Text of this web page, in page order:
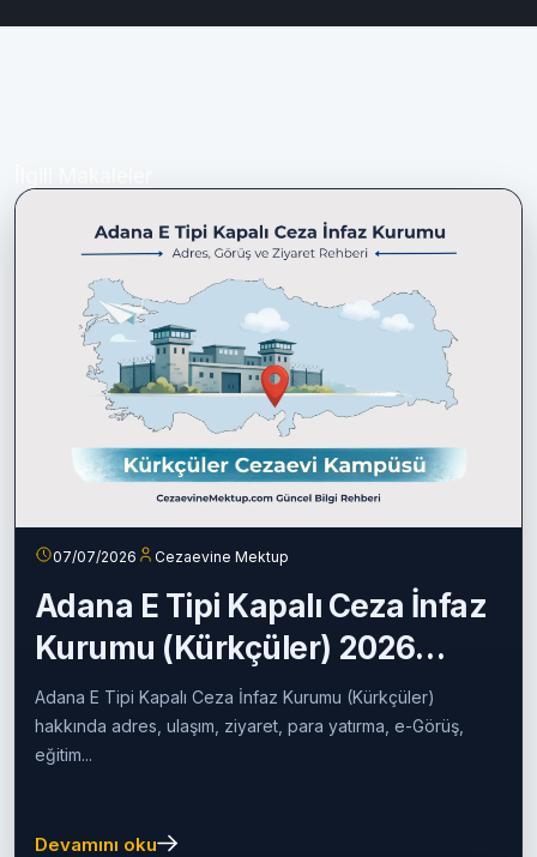
07/07/2026 Cezaevine Mektup
Adana E Tipi Kapalı Ceza İnfaz
Kurumu (Kürkçüler) 2026
Rehberi
Adana E Tipi Kapalı Ceza İnfaz Kurumu (Kürkçüler)
hakkında adres, ulaşım, ziyaret, para yatırma, e-Görüş,
eğitim...
Devamını oku